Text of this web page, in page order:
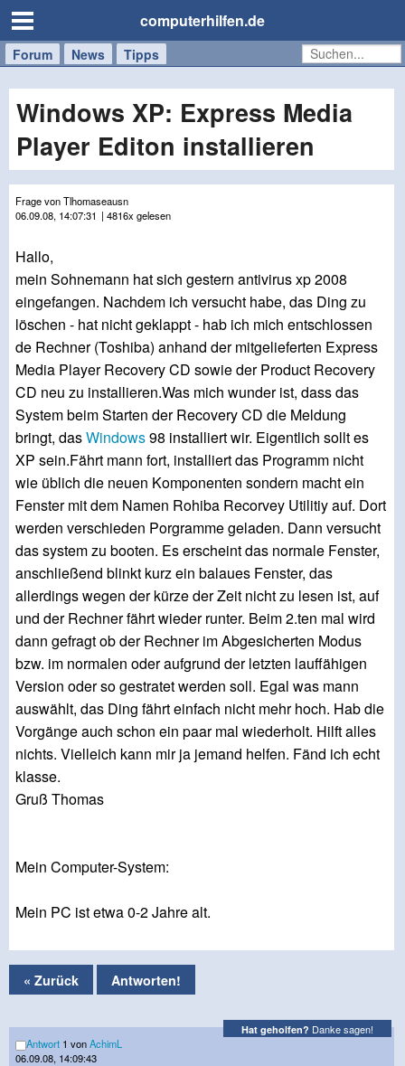
computerhilfen.de
Forum News Tipps
Handy
Tablet
Windows
Mac
Windows XP: Express Media
Player Editon installieren
Frage von Tlhomaseausn
06.09.08, 14:07:31 | 4816x gelesen
Hallo,
mein Sohnemann hat sich gestern antivirus xp 2008
eingefangen. Nachdem ich versucht habe, das Ding zu
löschen - hat nicht geklappt - hab ich mich entschlossen
de Rechner (Toshiba) anhand der mitgelieferten Express
Media Player Recovery CD sowie der Product Recovery
CD neu zu installieren.Was mich wunder ist, dass das
System beim Starten der Recovery CD die Meldung
bringt, dasWindows98 installiert wir. Eigentlich sollt es
XP sein.Fährt mann fort, installiert das Programm nicht
wie üblich die neuen Komponenten sondern macht ein
Fenster mit dem Namen Rohiba Recorvey Utilitiy auf. Dort
werden verschieden Porgramme geladen. Dann versucht
das system zu booten. Es erscheint das normale Fenster,
anschließend blinkt kurz ein balaues Fenster, das
allerdings wegen der kürze der Zeit nicht zu lesen ist, auf
und der Rechner fährt wieder runter. Beim 2.ten mal wird
dann gefragt ob der Rechner im Abgesicherten Modus
bzw. im normalen oder aufgrund der letzten lauffähigen
Version oder so gestratet werden soll. Egal was mann
auswählt, das Ding fährt einfach nicht mehr hoch. Hab die
Vorgänge auch schon ein paar mal wiederholt. Hilft alles
nichts. Vielleich kann mir ja jemand helfen. Fänd ich echt
klasse.
Gruß Thomas
Mein Computer-System:
Mein PC ist etwa 0-2 Jahre alt.
« Zurück Antworten!
Hat geholfen? Danke sagen!
Antwort 1 vonAchimL
06.09.08, 14:09:43